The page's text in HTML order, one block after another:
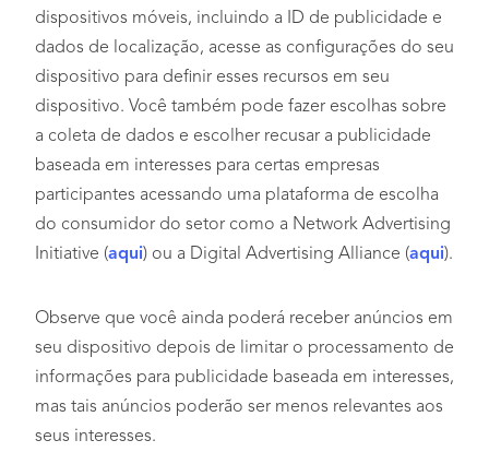
dispositivos móveis, incluindo a ID de publicidade e
dados de localização, acesse as configurações do seu
dispositivo para definir esses recursos em seu
dispositivo. Você também pode fazer escolhas sobre
a coleta de dados e escolher recusar a publicidade
baseada em interesses para certas empresas
participantes acessando uma plataforma de escolha
do consumidor do setor como a Network Advertising
Initiative (aqui) ou a Digital Advertising Alliance (aqui).
Observe que você ainda poderá receber anúncios em
seu dispositivo depois de limitar o processamento de
informações para publicidade baseada em interesses,
mas tais anúncios poderão ser menos relevantes aos
seus interesses.